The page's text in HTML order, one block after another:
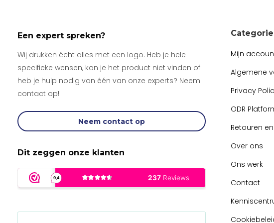
Een expert spreken?
Wij drukken écht alles met een logo. Heb je hele
specifieke wensen, kan je het product niet vinden of
heb je hulp nodig van één van onze experts? Neem
contact op!
Neem contact op
Dit zeggen onze klanten
Categorie
Mijn
Algemene
Privacy
ODR
Retouren
Over ons
Ons werk
Contact